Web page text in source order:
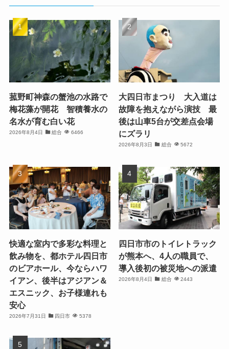
菰野町神森の蟹池の水路で
梅花藻が開花 智積養水の
名水が育む白い花
2026年8月4日 総合 6466
大四日市まつり 大入道は
故障を抱えながら演技 最
後は山車5台が交差点会場
にズラリ
2026年8月3日 総合 5672
快適な室内で多彩な料理と
飲み物を、都ホテル四日市
のビアホール、今ならハワ
イアン、後半はアジアン＆
エスニック、お子様連れも
安心
2026年7月31日 四日市 5378
四日市市のトイレトラック
が熊本へ、4人の職員で、
導入後初の被災地への派遣
2026年8月4日 総合 2443